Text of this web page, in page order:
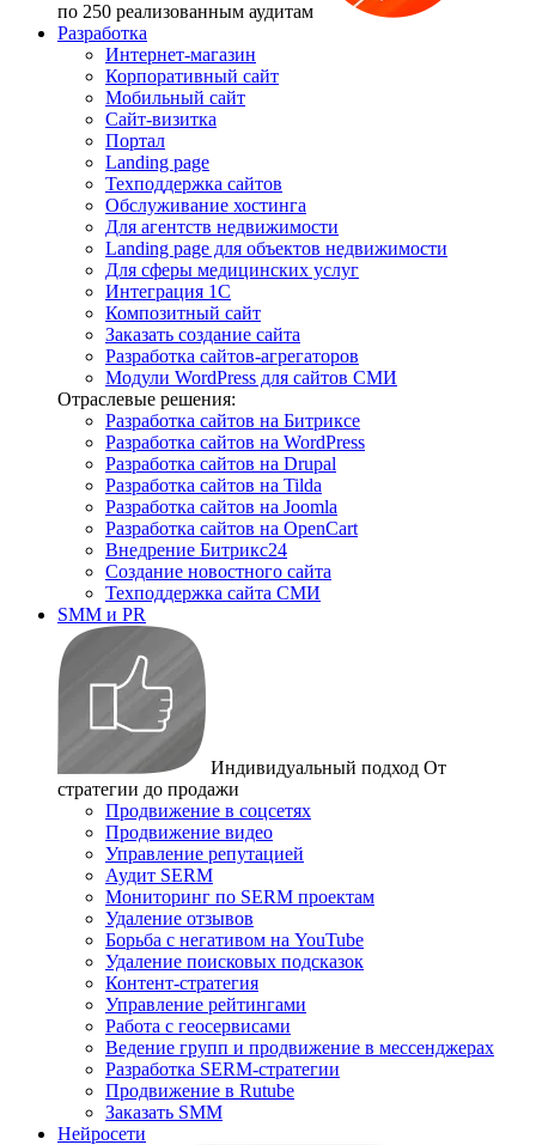
по 250 реализованным аудитам
Разработка
Интернет-магазин
Корпоративный сайт
Мобильный сайт
Сайт-визитка
Портал
Landing page
Техподдержка сайтов
Обслуживание хостинга
Для агентств недвижимости
Landing page для объектов недвижимости
Для сферы медицинских услуг
Интеграция 1С
Композитный сайт
Заказать создание сайта
Разработка сайтов-агрегаторов
Модули WordPress для сайтов СМИ
Отраслевые решения:
Разработка сайтов на Битриксе
Разработка сайтов на WordPress
Разработка сайтов на Drupal
Разработка сайтов на Tilda
Разработка сайтов на Joomla
Разработка сайтов на OpenCart
Внедрение Битрикс24
Создание новостного сайта
Техподдержка сайта СМИ
SMM и PR
Индивидуальный подход От
стратегии до продажи
Продвижение в соцсетях
Продвижение видео
Управление репутацией
Аудит SERM
Мониторинг по SERM проектам
Удаление отзывов
Борьба с негативом на YouTube
Удаление поисковых подсказок
Контент-стратегия
Управление рейтингами
Работа с геосервисами
Ведение групп и продвижение в мессенджерах
Разработка SERM-стратегии
Продвижение в Rutube
Заказать SMM
Нейросети